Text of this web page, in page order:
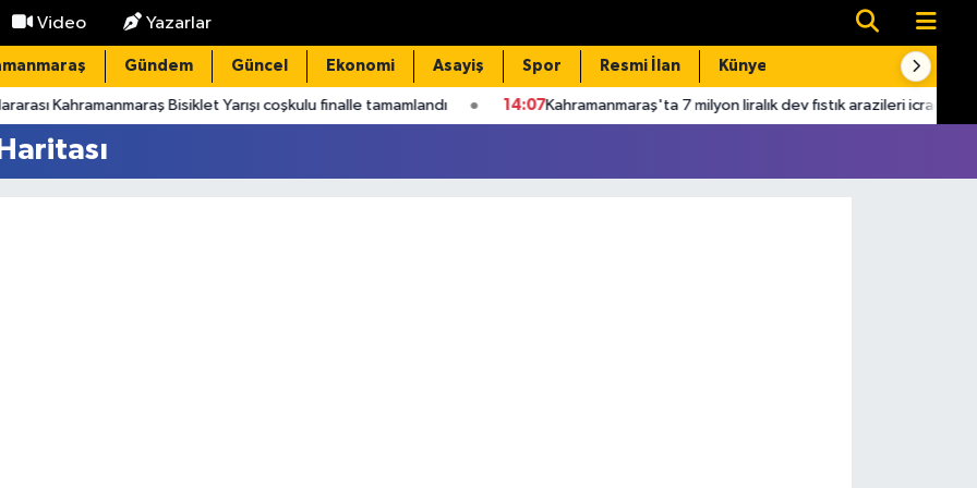
Video Yazarlar
Gündem Güncel Ekonomi Asayiş Spor Resmi İlan Künye
Kahramanmaraş Bisiklet Yarışı coşkulu finalle tamamlandı 14:07Kahramanmaraş'ta 7 milyon liralık dev fıstık arazileri icradan yarı